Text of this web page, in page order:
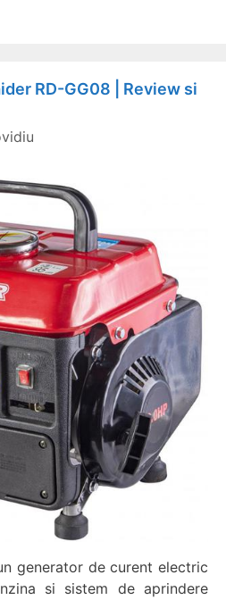
RD-GG08 | Review si
generator de curent electric
si sistem de aprindere